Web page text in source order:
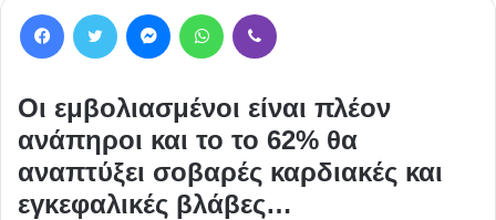
Οι εμβολιασμένοι είναι πλέον
ανάπηροι και το το 62% θα
αναπτύξει σοβαρές καρδιακές και
εγκεφαλικές βλάβες…